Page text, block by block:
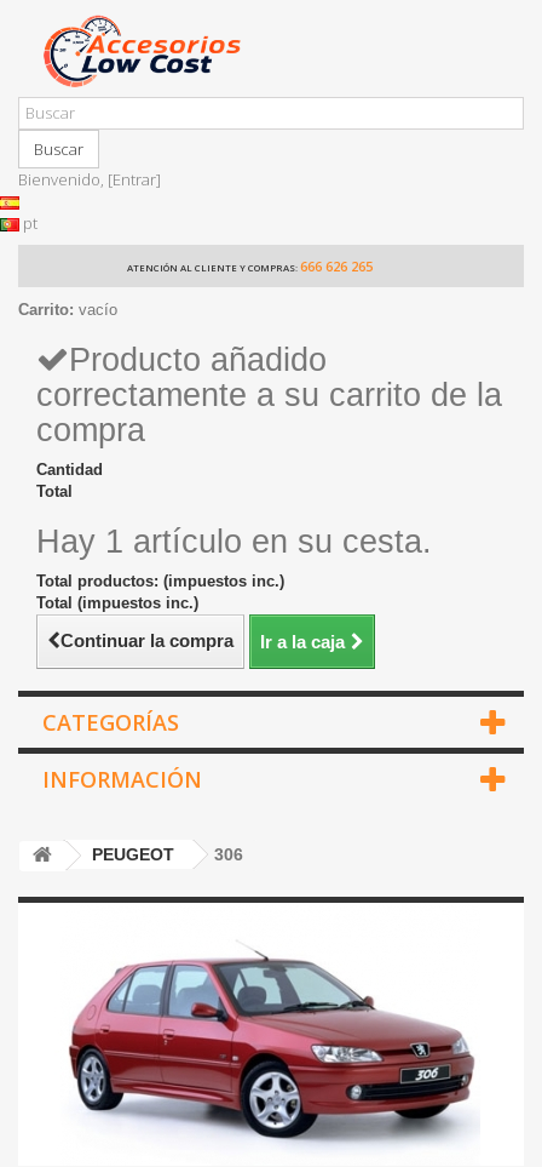
Buscar
Bienvenido, [Entrar]
pt
ATENCIÓN AL CLIENTE Y COMPRAS: 666 626 265
Carrito: vacío
Producto añadido
correctamente a su carrito de la
compra
Cantidad
Total
Hay 1 artículo en su cesta.
Total productos: (impuestos inc.)
Total (impuestos inc.)
Continuar la compra Ir a la caja
CATEGORÍAS
INFORMACIÓN
PEUGEOT 306